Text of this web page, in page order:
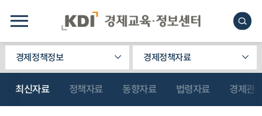
경제정책정보 경제정책자료
최신자료 정책자료 동향자료 법령자료 경제관